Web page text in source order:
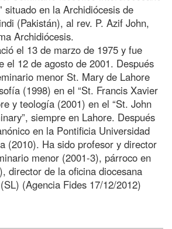
situado en la Archidiócesis de
(Pakistán), al rev. P. Azif John,
Archidiócesis.
el 13 de marzo de 1975 y fue
el 12 de agosto de 2001. Después
menor St. Mary de Lahore
(1998) en el “St. Francis Xavier
y teología (2001) en el “St. John
siempre en Lahore. Después
en la Pontificia Universidad
(2010). Ha sido profesor y director
menor (2001-3), párroco en
director de la oficina diocesana
(Agencia Fides 17/12/2012)